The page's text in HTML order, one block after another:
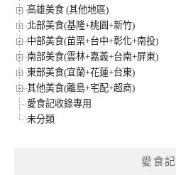
高雄美食 (其他地區)
北部美食(基隆+桃園+新竹)
中部美食(苗栗+台中+彰化+南投)
南部美食(雲林+嘉義+台南+屏東)
東部美食(宜蘭+花蓮+台東)
其他美食(離島+宅配+超商)
愛食記收錄專用
未分類
愛食記